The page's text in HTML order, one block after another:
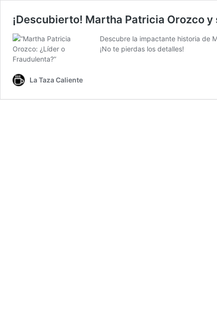
¡Descubierto! Martha Patricia Orozco
Descubre la impactante historia de
¡No te pierdas los detalles!
La Taza Caliente